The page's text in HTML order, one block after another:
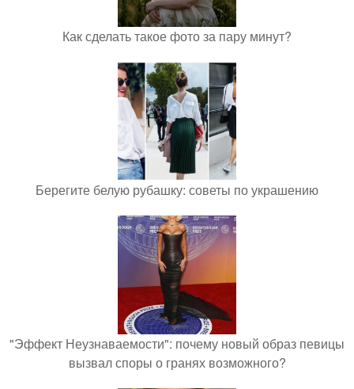
Как сделать такое фото за пару минут?
Берегите белую рубашку: советы по украшению
"Эффект Неузнаваемости": почему новый образ певицы
вызвал споры о гранях возможного?